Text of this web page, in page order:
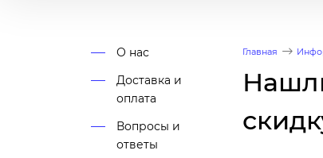
О нас
Доставка и
оплата
Вопросы и
ответы
Главная